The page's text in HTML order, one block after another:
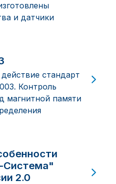
и датчики
стандарт
Контроль
магнитной памяти
2.0